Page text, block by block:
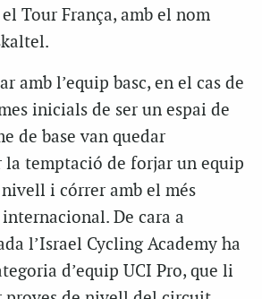
Tour França, amb el nom
amb l’equip basc, en el cas de
inicials de ser un espai de
de base van quedar
la temptació de forjar un equip
i córrer amb el més
De cara a
l’Israel Cycling Academy ha
d’equip UCI Pro, que li